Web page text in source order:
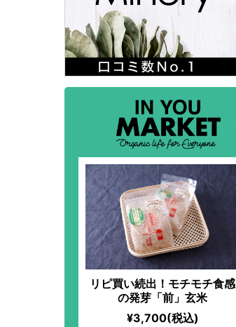
リピ買い続出！モチモチ食感
の発芽「前」玄米
¥3,700(税込)